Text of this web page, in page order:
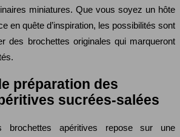
miniatures. Que vous soyez un hôte
en quête d’inspiration, les possibilités sont
des brochettes originales qui marqueront
préparation des
sucrées-salées
apéritives repose sur une